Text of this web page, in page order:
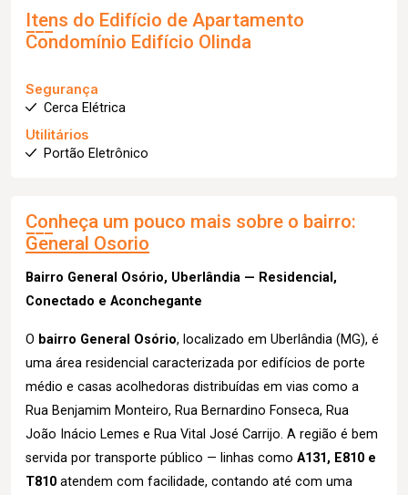
Itens do Edifício de Apartamento
Condomínio Edifício Olinda
Segurança
Cerca Elétrica
Utilitários
Portão Eletrônico
Conheça um pouco mais sobre o bairro:
General Osorio
Bairro General Osório, Uberlândia — Residencial,
Conectado e Aconchegante
O bairro General Osório, localizado em Uberlândia (MG), é
uma área residencial caracterizada por edifícios de porte
médio e casas acolhedoras distribuídas em vias como a
Rua Benjamim Monteiro, Rua Bernardino Fonseca, Rua
João Inácio Lemes e Rua Vital José Carrijo. A região é bem
servida por transporte público — linhas como A131, E810 e
T810 atendem com facilidade, contando até com uma